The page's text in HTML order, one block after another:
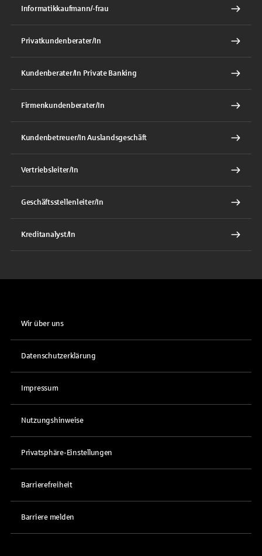
Informatikkaufmann/-frau
Privatkundenberater/In
Kundenberater/In Private Banking
Firmenkundenberater/In
Kundenbetreuer/In Auslandsgeschäft
Vertriebsleiter/In
Geschäftsstellenleiter/In
Kreditanalyst/In
Wir über uns
Datenschutzerklärung
Impressum
Nutzungshinweise
Privatsphäre-Einstellungen
Barrierefreiheit
Barriere melden